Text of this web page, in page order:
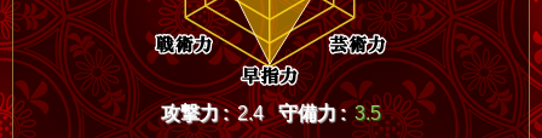
攻撃力 : 2.4 守備力 : 3.5